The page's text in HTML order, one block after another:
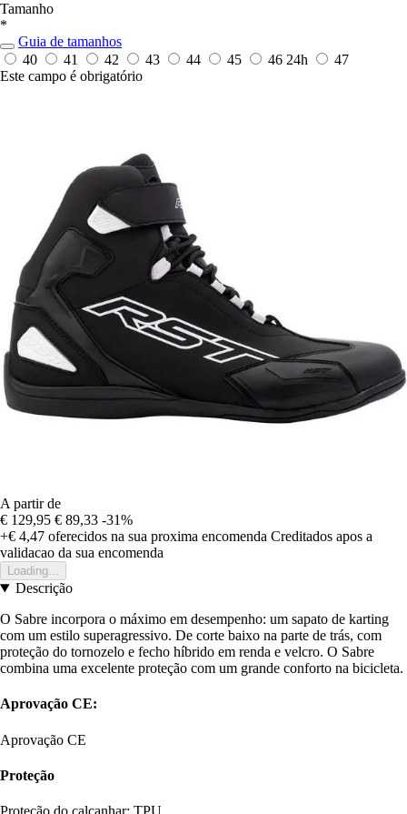
Tamanho
*
Guia de tamanhos
40
41 42 43 44 45 46 24h
47
Este campo é obrigatório
A partir de
€ 129,95 € 89,33 -31%
+€ 4,47 oferecidos na sua proxima encomenda Creditados apos a
validacao da sua encomenda
Loading...
Descrição
O Sabre incorpora o máximo em desempenho: um sapato de karting
com um estilo superagressivo. De corte baixo na parte de trás, com
proteção do tornozelo e fecho híbrido em renda e velcro. O Sabre
combina uma excelente proteção com um grande conforto na bicicleta.
Aprovação CE:
Aprovação CE
Proteção